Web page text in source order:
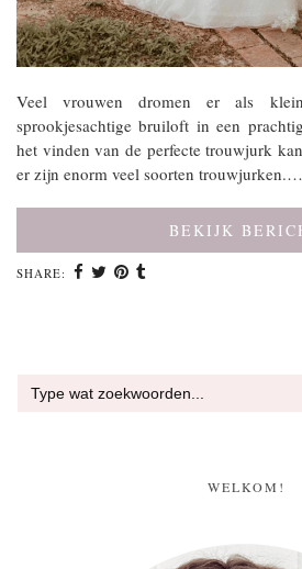
Veel vrouwen dromen er als
sprookjesachtige bruiloft in een
het vinden van de perfecte trouwjurk
er zijn enorm veel soorten trouwjurken.…
BEKIJK
SHARE:
naar:
WELKOM!